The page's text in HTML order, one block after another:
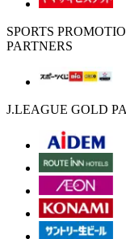
SPORTS
PARTNERS
J.LEAGUE GOLD